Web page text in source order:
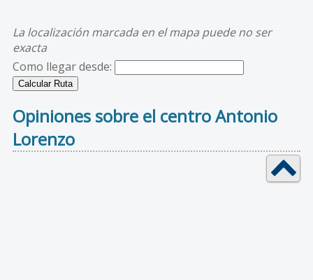
La localización marcada en el mapa puede no ser
exacta
Como llegar desde:
Opiniones sobre el centro Antonio
Lorenzo